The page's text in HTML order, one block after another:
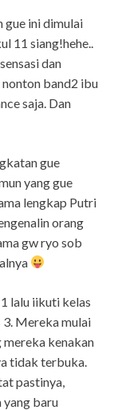
gue ini dimulai
11 siang!hehe..
dan
nonton band2 ibu
saja. Dan
gue
yang gue
lengkap Putri
orang
gw ryo sob
lalu iikuti kelas
3. Mereka mulai
mereka kenakan
tidak terbuka.
pastinya,
yang baru